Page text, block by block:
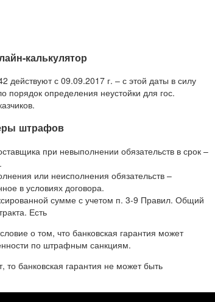
калькулятор
с 09.09.2017 г. – с этой даты в силу
порядок определения неустойки для гос.
штрафов
при невыполнении обязательств в срок –
или неисполнения обязательств –
в условиях договора.
сумме с учетом п. 3-9 Правил. Общий
Есть
о том, что банковская гарантия может
по штрафным санкциям.
то банковская гарантия не может быть